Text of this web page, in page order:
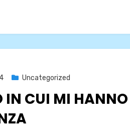
Uncategorized
IN CUI MI